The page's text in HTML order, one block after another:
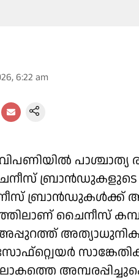
6:22 am
പാശ്ചാത്യ
ബ്രാന്‍ഡുകള്‍ക്ക്
ചൈനീസ്
അപ്പുറത്ത്